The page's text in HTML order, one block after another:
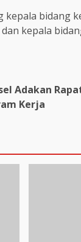
bidang
kepala
Adakan
Kerja